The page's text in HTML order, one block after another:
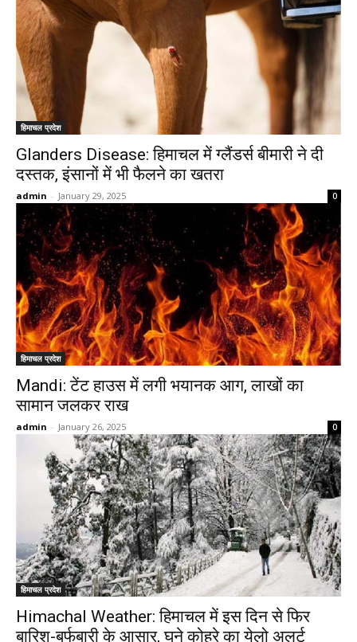
हिमाचल प्रदेश
Glanders Disease: हिमाचल में ग्लैंडर्स बीमारी ने दी
दस्तक, इंसानों में भी फैलने का खतरा
admin - January 29, 2025 0
हिमाचल प्रदेश
Mandi: टेंट हाउस में लगी भयानक आग, लाखों का
सामान जलकर राख
admin - January 26, 2025 0
हिमाचल प्रदेश
Himachal Weather: हिमाचल में इस दिन से फिर
बारिश-बर्फबारी के आसार, घने कोहरे का येलो अलर्ट